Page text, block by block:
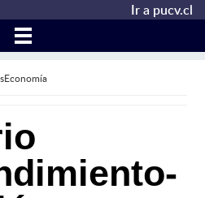
Ir a pucv.cl